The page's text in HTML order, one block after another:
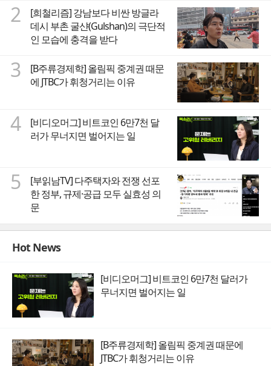
2
[희철리즘] 강남보다 비싼 방글라
데시 부촌 굴샨(Gulshan)의 극단적
인 모습에 충격을 받다
3
[B주류경제학] 올림픽 중계권 때문
에 JTBC가 휘청거리는 이유
4
[비디오머그] 비트코인 6만7천 달
러가 무너지면 벌어지는 일
5
[부읽남TV] 다주택자와 전쟁 선포
한 정부, 규제·공급 모두 실효성 의
문
Hot News
[비디오머그] 비트코인 6만7천 달러가
무너지면 벌어지는 일
[B주류경제학] 올림픽 중계권 때문에
JTBC가 휘청거리는 이유